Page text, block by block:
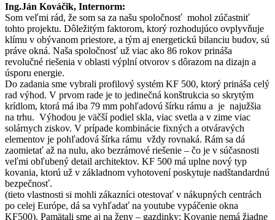
Ing.Ján Kováčik, Internorm:
Som veľmi rád, že som sa za našu spoločnosť mohol zúčastniť
tohto projektu. Dôležitým faktorom, ktorý rozhodujúco ovplyvňuje
klímu v obývanom priestore, a tým aj energetickú bilanciu budov, sú
práve okná. Naša spoločnosť už viac ako 86 rokov prináša
revolučné riešenia v oblasti výplní otvorov s dôrazom na dizajn a
úsporu energie.
Do zadania sme vybrali profilový systém KF 500, ktorý prináša celý
rad výhod. V prvom rade je to jedinečná konštrukcia so skrytým
krídlom, ktorá má iba 79 mm pohľadovú šírku rámu a je najužšia
na trhu. Výhodou je väčší podiel skla, viac svetla a v zime viac
solárnych ziskov. V prípade kombinácie fixných a otváravých
elementov je pohľadová šírka rámu vždy rovnaká. Rám sa dá
zaomietať až na nulu, ako bezrámové riešenie – čo je v súčasnosti
veľmi obľubený detail architektov. KF 500 má uplne nový typ
kovania, ktorú už v základnom vyhotovení poskytuje nadštandardnú
bezpečnosť.
(tieto vlastnosti si mohli zákazníci otestovať v nákupných centrách
po celej Európe, dá sa vyhľadať na youtube vypáčenie okna
KF500). Pamätali sme aj na ženy – gazdinky: Kovanie nemá žiadne